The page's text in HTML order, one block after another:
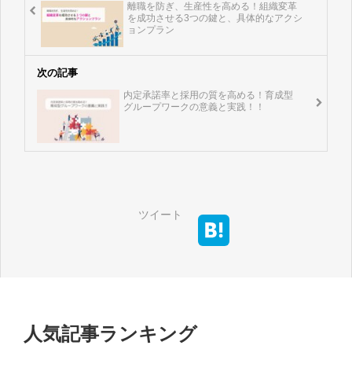
離職を防ぎ、生産性を高める！組織変革
を成功させる3つの鍵と、具体的なアクシ
ョンプラン
次の記事
内定承諾率と採用の質を高める！育成型
グループワークの意義と実践！！
ツイート
人気記事ランキング